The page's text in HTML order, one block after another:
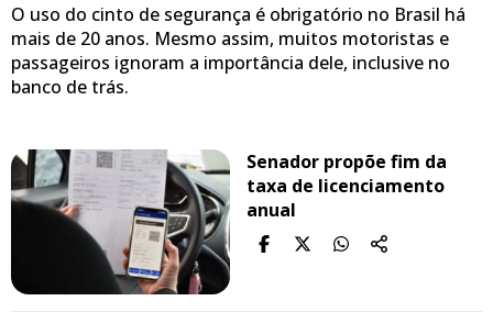
O uso do cinto de segurança é obrigatório no Brasil há
mais de 20 anos. Mesmo assim, muitos motoristas e
passageiros ignoram a importância dele, inclusive no
banco de trás.
Senador propõe fim da
taxa de licenciamento
anual